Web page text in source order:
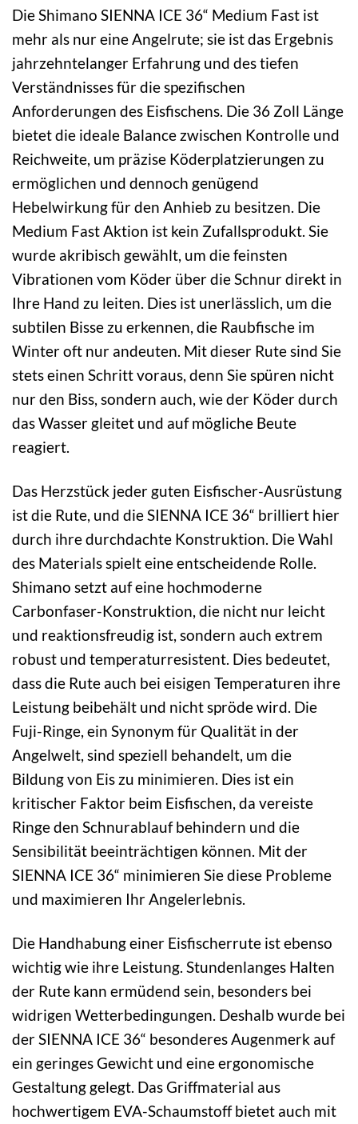
Die Shimano SIENNA ICE 36“ Medium Fast ist
mehr als nur eine Angelrute; sie ist das Ergebnis
jahrzehntelanger Erfahrung und des tiefen
Verständnisses für die spezifischen
Anforderungen des Eisfischens. Die 36 Zoll Länge
bietet die ideale Balance zwischen Kontrolle und
Reichweite, um präzise Köderplatzierungen zu
ermöglichen und dennoch genügend
Hebelwirkung für den Anhieb zu besitzen. Die
Medium Fast Aktion ist kein Zufallsprodukt. Sie
wurde akribisch gewählt, um die feinsten
Vibrationen vom Köder über die Schnur direkt in
Ihre Hand zu leiten. Dies ist unerlässlich, um die
subtilen Bisse zu erkennen, die Raubfische im
Winter oft nur andeuten. Mit dieser Rute sind Sie
stets einen Schritt voraus, denn Sie spüren nicht
nur den Biss, sondern auch, wie der Köder durch
das Wasser gleitet und auf mögliche Beute
reagiert.
Das Herzstück jeder guten Eisfischer-Ausrüstung
ist die Rute, und die SIENNA ICE 36“ brilliert hier
durch ihre durchdachte Konstruktion. Die Wahl
des Materials spielt eine entscheidende Rolle.
Shimano setzt auf eine hochmoderne
Carbonfaser-Konstruktion, die nicht nur leicht
und reaktionsfreudig ist, sondern auch extrem
robust und temperaturresistent. Dies bedeutet,
dass die Rute auch bei eisigen Temperaturen ihre
Leistung beibehält und nicht spröde wird. Die
Fuji-Ringe, ein Synonym für Qualität in der
Angelwelt, sind speziell behandelt, um die
Bildung von Eis zu minimieren. Dies ist ein
kritischer Faktor beim Eisfischen, da vereiste
Ringe den Schnurablauf behindern und die
Sensibilität beeinträchtigen können. Mit der
SIENNA ICE 36“ minimieren Sie diese Probleme
und maximieren Ihr Angelerlebnis.
Die Handhabung einer Eisfischerrute ist ebenso
wichtig wie ihre Leistung. Stundenlanges Halten
der Rute kann ermüdend sein, besonders bei
widrigen Wetterbedingungen. Deshalb wurde bei
der SIENNA ICE 36“ besonderes Augenmerk auf
ein geringes Gewicht und eine ergonomische
Gestaltung gelegt. Das Griffmaterial aus
hochwertigem EVA-Schaumstoff bietet auch mit